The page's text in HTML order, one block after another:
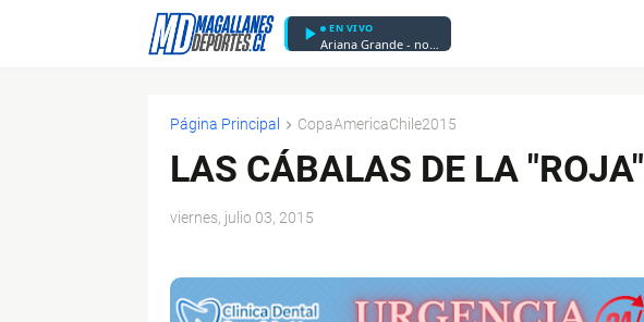
EN VIVO
Ariana Grande - no tears left to cry
Página Principal CopaAmericaChile2015
LAS CÁBALAS DE LA "ROJA"
viernes, julio 03, 2015